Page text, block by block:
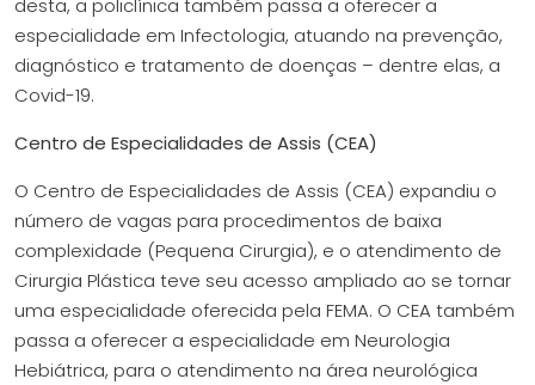
desta, a policlínica também passa a oferecer a
especialidade em Infectologia, atuando na prevenção,
diagnóstico e tratamento de doenças – dentre elas, a
Covid-19.
Centro de Especialidades de Assis (CEA)
O Centro de Especialidades de Assis (CEA) expandiu o
número de vagas para procedimentos de baixa
complexidade (Pequena Cirurgia), e o atendimento de
Cirurgia Plástica teve seu acesso ampliado ao se tornar
uma especialidade oferecida pela FEMA. O CEA também
passa a oferecer a especialidade em Neurologia
Hebiátrica, para o atendimento na área neurológica